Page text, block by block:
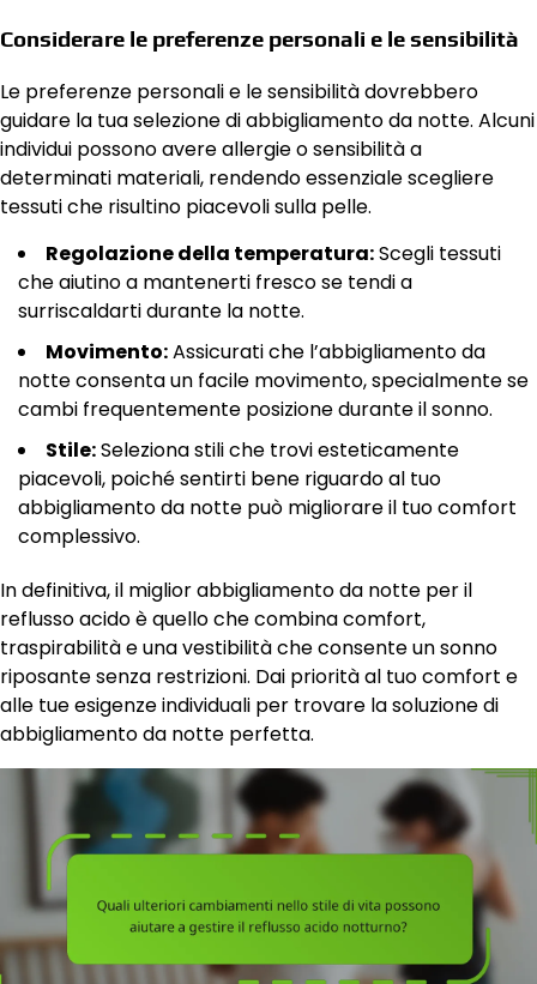
Considerare le preferenze personali e le sensibilità
Le preferenze personali e le sensibilità dovrebbero
guidare la tua selezione di abbigliamento da notte. Alcuni
individui possono avere allergie o sensibilità a
determinati materiali, rendendo essenziale scegliere
tessuti che risultino piacevoli sulla pelle.
Regolazione della temperatura:Scegli tessuti
che aiutino a mantenerti fresco se tendi a
surriscaldarti durante la notte.
Movimento:Assicurati che l’abbigliamento da
notte consenta un facile movimento, specialmente se
cambi frequentemente posizione durante il sonno.
Stile:Seleziona stili che trovi esteticamente
piacevoli, poiché sentirti bene riguardo al tuo
abbigliamento da notte può migliorare il tuo comfort
complessivo.
In definitiva, il miglior abbigliamento da notte per il
reflusso acido è quello che combina comfort,
traspirabilità e una vestibilità che consente un sonno
riposante senza restrizioni. Dai priorità al tuo comfort e
alle tue esigenze individuali per trovare la soluzione di
abbigliamento da notte perfetta.